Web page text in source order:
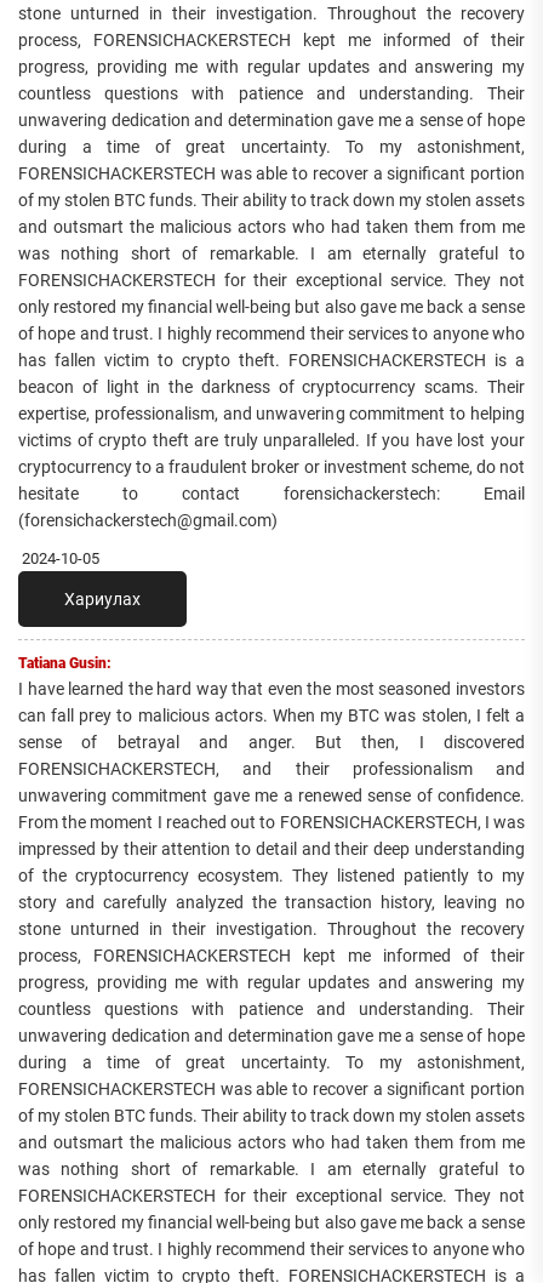
stone unturned in their investigation. Throughout the recovery
process, FORENSICHACKERSTECH kept me informed of their
progress, providing me with regular updates and answering my
countless questions with patience and understanding. Their
unwavering dedication and determination gave me a sense of hope
during a time of great uncertainty. To my astonishment,
FORENSICHACKERSTECH was able to recover a significant portion
of my stolen BTC funds. Their ability to track down my stolen assets
and outsmart the malicious actors who had taken them from me
was nothing short of remarkable. I am eternally grateful to
FORENSICHACKERSTECH for their exceptional service. They not
only restored my financial well-being but also gave me back a sense
of hope and trust. I highly recommend their services to anyone who
has fallen victim to crypto theft. FORENSICHACKERSTECH is a
beacon of light in the darkness of cryptocurrency scams. Their
expertise, professionalism, and unwavering commitment to helping
victims of crypto theft are truly unparalleled. If you have lost your
cryptocurrency to a fraudulent broker or investment scheme, do not
hesitate to contact forensichackerstech: Email
(forensichackerstech@gmail.com)
2024-10-05
Хариулах
Tatiana Gusin:
I have learned the hard way that even the most seasoned investors
can fall prey to malicious actors. When my BTC was stolen, I felt a
sense of betrayal and anger. But then, I discovered
FORENSICHACKERSTECH, and their professionalism and
unwavering commitment gave me a renewed sense of confidence.
From the moment I reached out to FORENSICHACKERSTECH, I was
impressed by their attention to detail and their deep understanding
of the cryptocurrency ecosystem. They listened patiently to my
story and carefully analyzed the transaction history, leaving no
stone unturned in their investigation. Throughout the recovery
process, FORENSICHACKERSTECH kept me informed of their
progress, providing me with regular updates and answering my
countless questions with patience and understanding. Their
unwavering dedication and determination gave me a sense of hope
during a time of great uncertainty. To my astonishment,
FORENSICHACKERSTECH was able to recover a significant portion
of my stolen BTC funds. Their ability to track down my stolen assets
and outsmart the malicious actors who had taken them from me
was nothing short of remarkable. I am eternally grateful to
FORENSICHACKERSTECH for their exceptional service. They not
only restored my financial well-being but also gave me back a sense
of hope and trust. I highly recommend their services to anyone who
has fallen victim to crypto theft. FORENSICHACKERSTECH is a